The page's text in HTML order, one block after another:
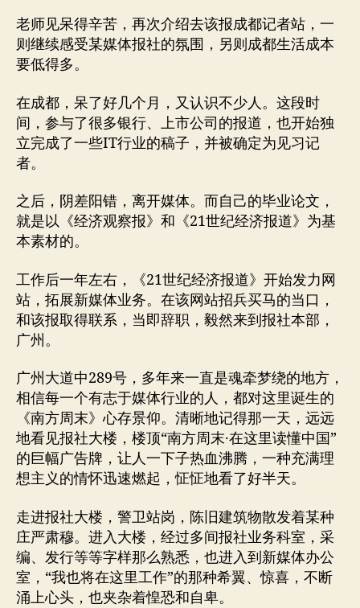
老师见呆得辛苦，再次介绍去该报成都记者站，一
则继续感受某媒体报社的氛围，另则成都生活成本
要低得多。
在成都，呆了好几个月，又认识不少人。这段时
间，参与了很多银行、上市公司的报道，也开始独
立完成了一些IT行业的稿子，并被确定为见习记
者。
之后，阴差阳错，离开媒体。而自己的毕业论文，
就是以《经济观察报》和《21世纪经济报道》为基
本素材的。
工作后一年左右，《21世纪经济报道》开始发力网
站，拓展新媒体业务。在该网站招兵买马的当口，
和该报取得联系，当即辞职，毅然来到报社本部，
广州。
广州大道中289号，多年来一直是魂牵梦绕的地方，
相信每一个有志于媒体行业的人，都对这里诞生的
《南方周末》心存景仰。清晰地记得那一天，远远
地看见报社大楼，楼顶“南方周末·在这里读懂中国”
的巨幅广告牌，让人一下子热血沸腾，一种充满理
想主义的情怀迅速燃起，怔怔地看了好半天。
走进报社大楼，警卫站岗，陈旧建筑物散发着某种
庄严肃穆。进入大楼，经过多间报社业务科室，采
编、发行等等字样那么熟悉，也进入到新媒体办公
室，“我也将在这里工作”的那种希翼、惊喜，不断
涌上心头，也夹杂着惶恐和自卑。